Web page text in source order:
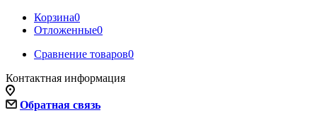
Корзина0
Отложенные0
Сравнение товаров0
Контактная информация
Обратная связь